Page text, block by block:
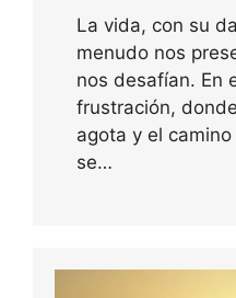
La vida, con su
menudo nos
nos desafían. En
frustración,
agota y el
se…